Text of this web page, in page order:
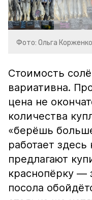
Фото: Ольга
Стоимость
вариативна.
цена не
количества
«берёшь
работает здесь
предлагают
краснопёрку —
посола